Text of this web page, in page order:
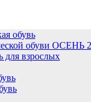
обувь
обуви ОСЕНЬ
для взрослых